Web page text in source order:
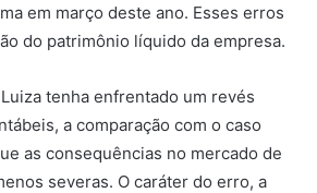
em março deste ano. Esses erros
do patrimônio líquido da empresa.
tenha enfrentado um revés
a comparação com o caso
as consequências no mercado de
severas. O caráter do erro, a